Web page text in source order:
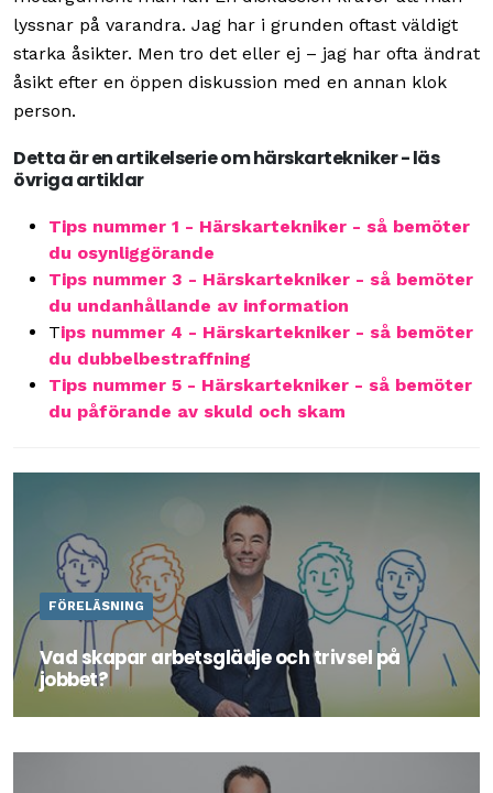
lyssnar på varandra. Jag har i grunden oftast väldigt
starka åsikter. Men tro det eller ej – jag har ofta ändrat
åsikt efter en öppen diskussion med en annan klok
person.
Detta är en artikelserie om härskartekniker - läs
övriga artiklar
Tips nummer 1 - Härskartekniker - så bemöter
du osynliggörande
Tips nummer 3 - Härskartekniker - så bemöter
du undanhållande av information
Tips nummer 4 - Härskartekniker - så bemöter
du dubbelbestraffning
Tips nummer 5 - Härskartekniker - så bemöter
du påförande av skuld och skam
FÖRELÄSNING
Vad skapar arbetsglädje och trivsel på
jobbet?
Läs mer om föreläsningen här